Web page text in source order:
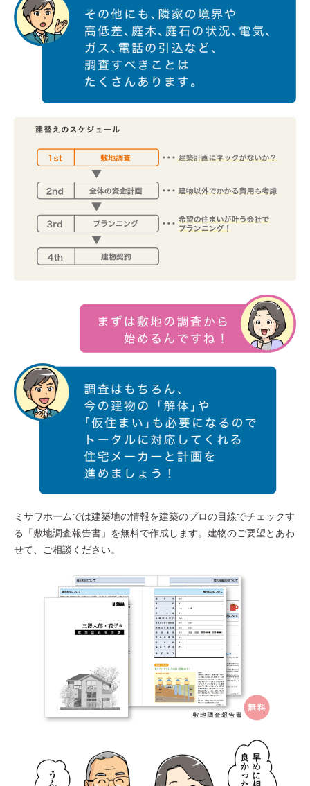
ミサワホームでは建築地の情報を建築のプロの目線でチェックす
る「敷地調査報告書」を無料で作成します。建物のご要望とあわ
せて、ご相談ください。